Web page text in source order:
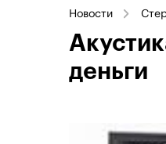
Новости
деньги